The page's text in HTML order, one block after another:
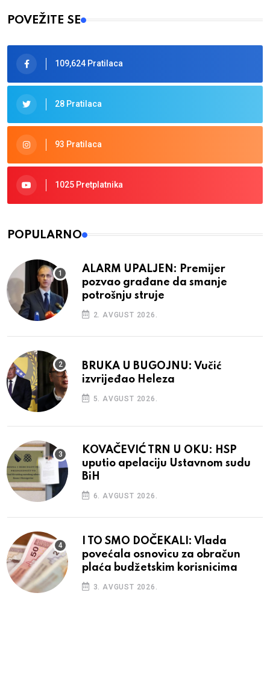
POVEŽITE SE
109,624 Pratilaca
28 Pratilaca
93 Pratilaca
1025 Pretplatnika
POPULARNO
ALARM UPALJEN: Premijer
pozvao građane da smanje
potrošnju struje
2. AVGUST 2026.
BRUKA U BUGOJNU: Vučić
izvrijeđao Heleza
5. AVGUST 2026.
KOVAČEVIĆ TRN U OKU: HSP
uputio apelaciju Ustavnom sudu
BiH
6. AVGUST 2026.
I TO SMO DOČEKALI: Vlada
povećala osnovicu za obračun
plaća budžetskim korisnicima
3. AVGUST 2026.